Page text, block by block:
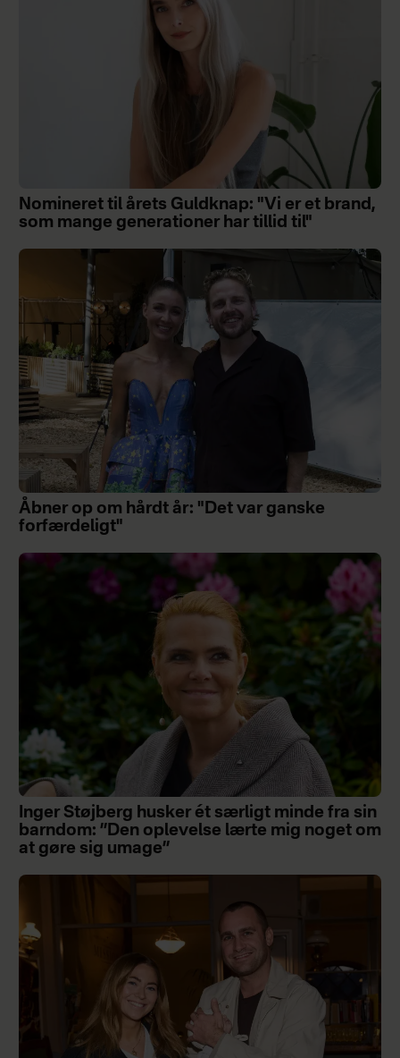
Nomineret til årets Guldknap: "Vi er et brand,
som mange generationer har tillid til"
Åbner op om hårdt år: "Det var ganske
forfærdeligt"
Inger Støjberg husker ét særligt minde fra sin
barndom: ”Den oplevelse lærte mig noget om
at gøre sig umage”